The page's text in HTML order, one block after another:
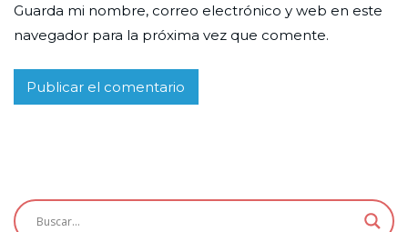
Guarda mi nombre, correo electrónico y web en este
navegador para la próxima vez que comente.